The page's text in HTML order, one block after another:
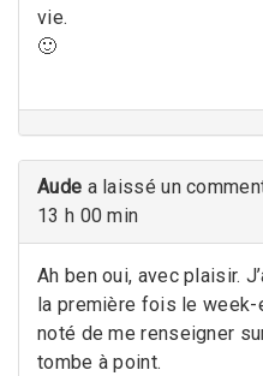
vie.
🙂
Aude a laissé un
13 h 00 min
Ah ben oui, avec plaisir.
la première fois le week-
noté de me renseigner
tombe à point.